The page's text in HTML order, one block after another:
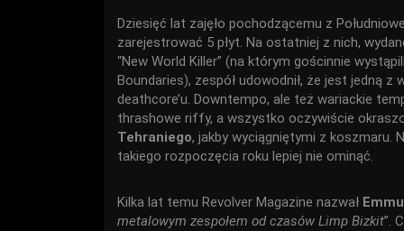
Dziesięć lat zajęło pochodzącemu z
zarejestrować 5 płyt. Na ostatniej z nich,
“New World Killer” (na którym gościnnie
Boundaries), zespół udowodnił, że jest jedną z
deathcore’u. Downtempo, ale też wariackie
thrashowe riffy, a wszystko oczywiście
Tehraniego, jakby wyciągniętymi z koszmaru.
takiego rozpoczęcia roku lepiej nie ominąć.
Kilka lat temu Revolver Magazine nazwał
metalowym zespołem od czasów Limp Bizkit”.